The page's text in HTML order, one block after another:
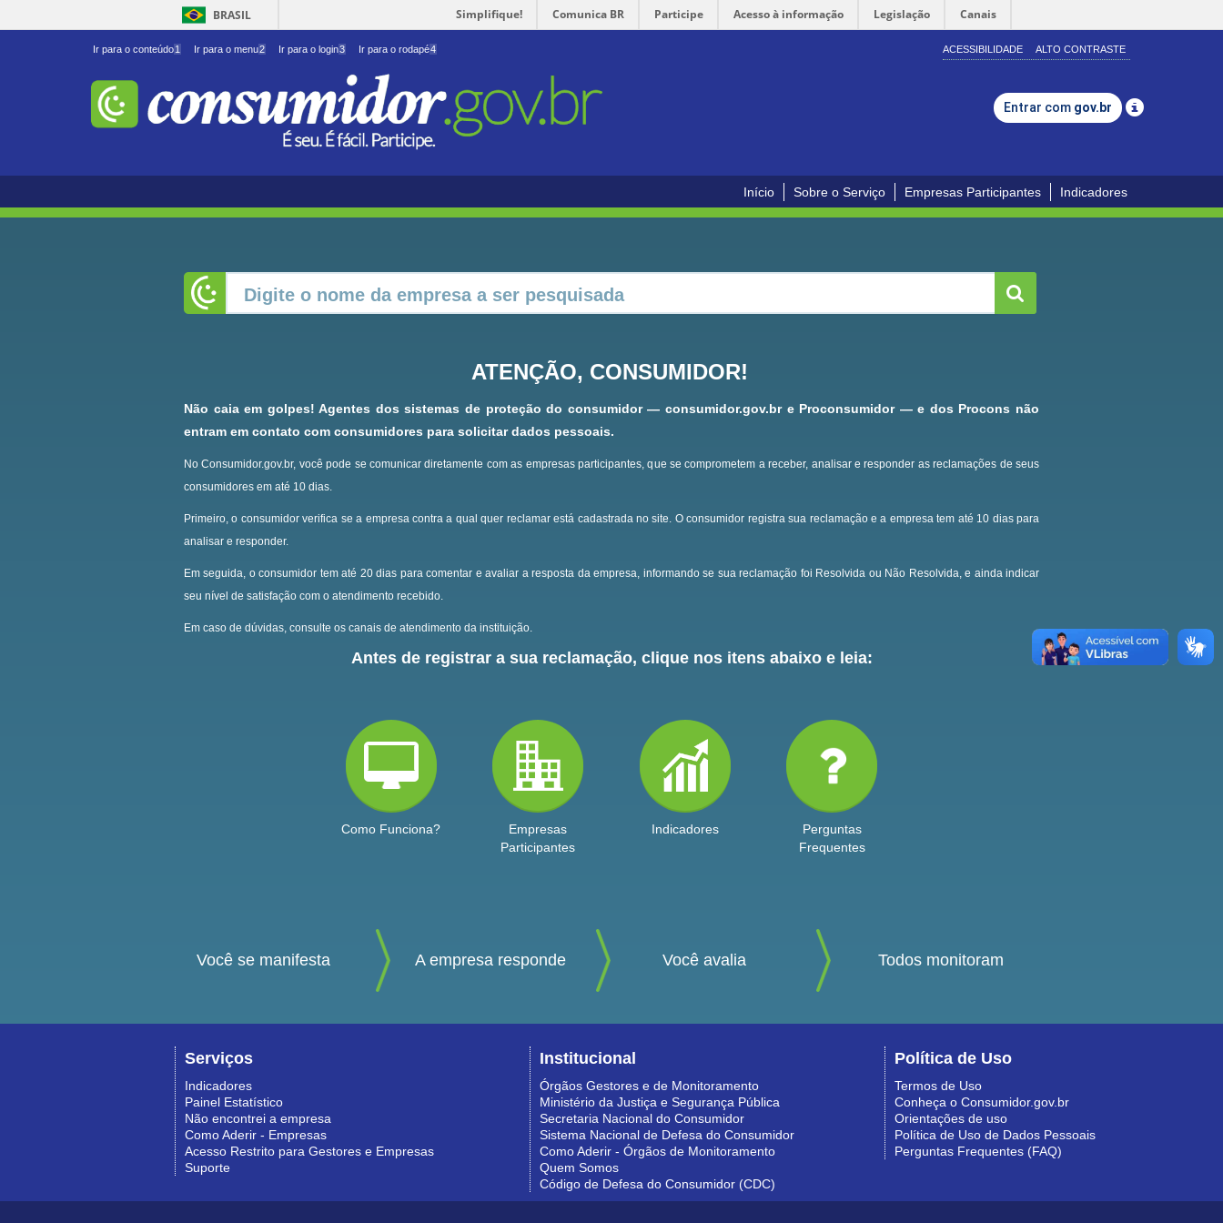
BRASIL Simplifique! Comunica BR Participe Acesso à informação Legislação Canais
Ir para o conteúdo1 Ir para o menu2 Ir para o login3 Ir para o rodapé4 ACESSIBILIDADE ALTO CONTRASTE
Entrar com gov.br
Início Sobre o Serviço Empresas Participantes Indicadores
ATENÇÃO, CONSUMIDOR!
Não caia em golpes! Agentes dos sistemas de proteção do consumidor — consumidor.gov.br e Proconsumidor — e dos Procons não
entram em contato com consumidores para solicitar dados pessoais.
No Consumidor.gov.br, você pode se comunicar diretamente com as empresas participantes, que se comprometem a receber, analisar e responder as reclamações de seus
consumidores em até 10 dias.
Primeiro, o consumidor verifica se a empresa contra a qual quer reclamar está cadastrada no site. O consumidor registra sua reclamação e a empresa tem até 10 dias para
analisar e responder.
Em seguida, o consumidor tem até 20 dias para comentar e avaliar a resposta da empresa, informando se sua reclamação foi Resolvida ou Não Resolvida, e ainda indicar
seu nível de satisfação com o atendimento recebido.
Em caso de dúvidas, consulte os canais de atendimento da instituição.
Antes de registrar a sua reclamação, clique nos itens abaixo e leia:
Como Funciona?
Empresas
Participantes
Indicadores
Perguntas
Frequentes
Você se manifesta A empresa responde Você avalia Todos monitoram
Serviços
Indicadores
Painel Estatístico
Não encontrei a empresa
Como Aderir - Empresas
Acesso Restrito para Gestores e Empresas
Suporte
Institucional
Órgãos Gestores e de Monitoramento
Ministério da Justiça e Segurança Pública
Secretaria Nacional do Consumidor
Sistema Nacional de Defesa do Consumidor
Como Aderir - Órgãos de Monitoramento
Quem Somos
Código de Defesa do Consumidor (CDC)
Política de Uso
Termos de Uso
Conheça o Consumidor.gov.br
Orientações de uso
Política de Uso de Dados Pessoais
Perguntas Frequentes (FAQ)